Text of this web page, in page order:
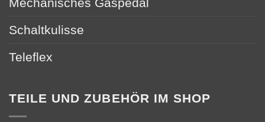
Schaltkulisse
Teleflex
TEILE UND ZUBEHÖR IM SHOP